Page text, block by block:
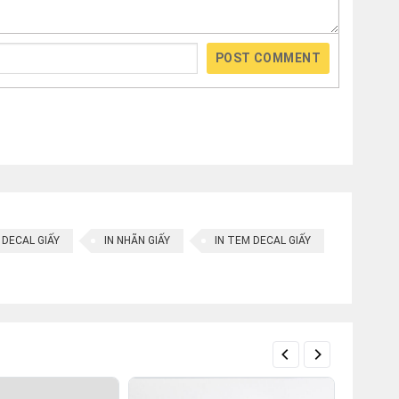
POST COMMENT
GIẤY IN NHÃN GIẤY IN TEM DECAL GIẤY